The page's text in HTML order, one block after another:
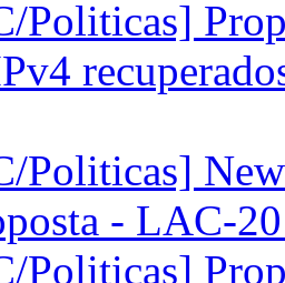
Politicas]
- LAC-
Politicas]